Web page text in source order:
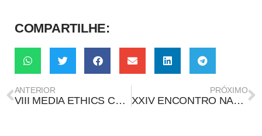
COMPARTILHE:
ANTERIOR
VIII MEDIA ETHICS CONFERENCE
PRÓXIMO
XXIV ENCONTRO NACIONAL DE PESQUISA E PÓS-GRADUAÇÃO EM CIÊNCIA DA INFORMAÇÃO